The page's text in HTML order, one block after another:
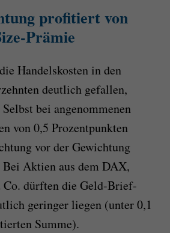
profitiert von
Prämie
Handelskosten in den
deutlich gefallen,
bei angenommenen
von 0,5 Prozentpunkten
vor der Gewichtung
Bei Aktien aus dem DAX,
dürften die Geld-Brief-
geringer liegen (unter 0,1
Summe).